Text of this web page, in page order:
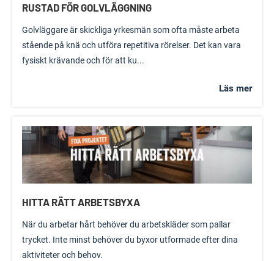
RUSTAD FÖR GOLVLÄGGNING
Golvläggare är skickliga yrkesmän som ofta måste arbeta
stående på knä och utföra repetitiva rörelser. Det kan vara
fysiskt krävande och för att ku...
Läs mer
HITTA RÄTT ARBETSBYXA
När du arbetar hårt behöver du arbetskläder som pallar
trycket. Inte minst behöver du byxor utformade efter dina
aktiviteter och behov.